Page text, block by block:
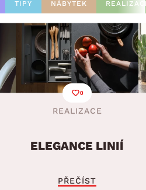
TIPY NÁBYTEK
0
REALIZACE
ELEGANCE LINIÍ
PŘEČÍST